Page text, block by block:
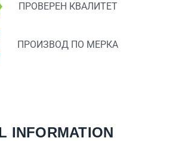
ПРОВЕРЕН КВАЛИТЕТ
ПРОИЗВОД ПО МЕРКА
INFORMATION